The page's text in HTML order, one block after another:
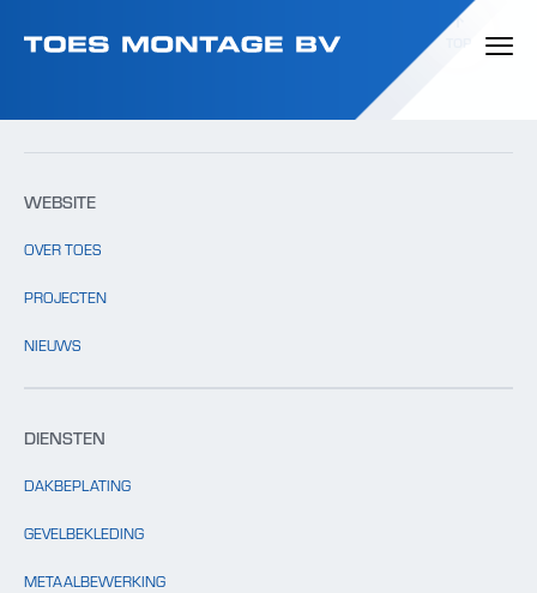
WEBSITE
OVER TOES
PROJECTEN
NIEUWS
DIENSTEN
DAKBEPLATING
GEVELBEKLEDING
METAALBEWERKING